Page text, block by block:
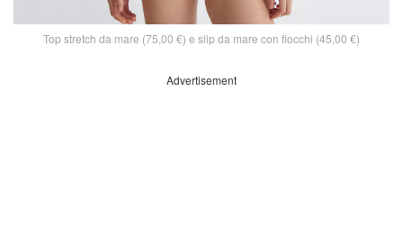
Top stretch da mare (75,00 €) e slip da mare con fiocchi (45,00 €)
Advertisement